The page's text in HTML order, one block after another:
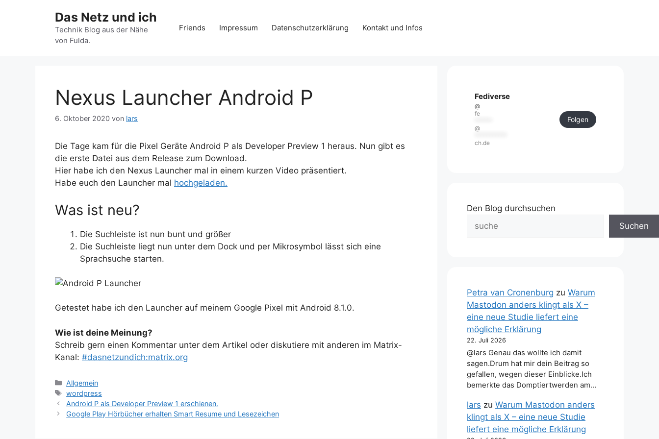
Das Netz und ich
Technik Blog aus der Nähe
von Fulda.
Friends Impressum Datenschutzerklärung Kontakt und Infos
Nexus Launcher Android P
6. Oktober 2020 von lars
Die Tage kam für die Pixel Geräte Android P als Developer Preview 1 heraus. Nun gibt es
die erste Datei aus dem Release zum Download.
Hier habe ich den Nexus Launcher mal in einem kurzen Video präsentiert.
Habe euch den Launcher mal hochgeladen.
Was ist neu?
Die Suchleiste ist nun bunt und größer
Die Suchleiste liegt nun unter dem Dock und per Mikrosymbol lässt sich eine
Sprachsuche starten.
Getestet habe ich den Launcher auf meinem Google Pixel mit Android 8.1.0.
Wie ist deine Meinung?
Schreib gern einen Kommentar unter dem Artikel oder diskutiere mit anderen im Matrix-
Kanal: #dasnetzundich:matrix.org
Kategorien
Allgemein
Schlagwörter
wordpress
Android P als Developer Preview 1 erschienen.
Google Play Hörbücher erhalten Smart Resume und Lesezeichen
Fediverse
@
fe
@
ch.de
Folgen
Den Blog durchsuchen
Suchen
Petra van Cronenburg zu Warum
Mastodon anders klingt als X –
eine neue Studie liefert eine
mögliche Erklärung
22. Juli 2026
@lars Genau das wollte ich damit
sagen.Drum hat mir dein Beitrag so
gefallen, wegen dieser Einblicke.Ich
bemerkte das Domptiertwerden am…
lars zu Warum Mastodon anders
klingt als X – eine neue Studie
liefert eine mögliche Erklärung